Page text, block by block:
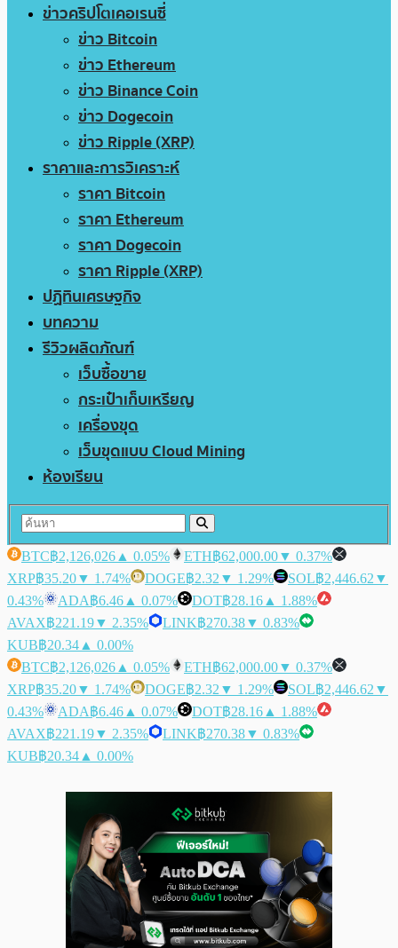
ข่าวคริปโตเคอเรนซี่
ข่าว Bitcoin
ข่าว Ethereum
ข่าว Binance Coin
ข่าว Dogecoin
ข่าว Ripple (XRP)
ราคาและการวิเคราะห์
ราคา Bitcoin
ราคา Ethereum
ราคา Dogecoin
ราคา Ripple (XRP)
ปฏิทินเศรษฐกิจ
บทความ
รีวิวผลิตภัณฑ์
เว็บซื้อขาย
กระเป๋าเก็บเหรียญ
เครื่องขุด
เว็บขุดแบบ Cloud Mining
ห้องเรียน
BTC฿2,126,026 ▲ 0.05% ETH฿62,000.00▼ 0.37%
XRP฿35.20▼ 1.74% DOGE฿2.32 ▼ 1.29% SOL฿2,446.62 ▼
0.43%
ADA฿6.46 ▲ 0.07% DOT฿28.16 ▲ 1.88%
AVAX฿221.19▼ 2.35% LINK฿270.38▼ 0.83%
KUB฿20.34 ▲ 0.00%
BTC฿2,126,026 ▲ 0.05% ETH฿62,000.00▼ 0.37%
XRP฿35.20▼ 1.74% DOGE฿2.32 ▼ 1.29% SOL฿2,446.62 ▼
0.43%
ADA฿6.46 ▲ 0.07% DOT฿28.16 ▲ 1.88%
AVAX฿221.19▼ 2.35% LINK฿270.38▼ 0.83%
KUB฿20.34 ▲ 0.00%